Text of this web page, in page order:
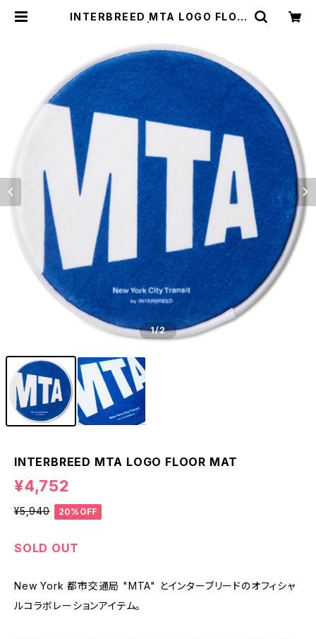
INTERBREED MTA LOGO FLOO
1/2
INTERBREED MTA LOGO FLOOR MAT
¥4,752
¥5,940 20%OFF
SOLD OUT
New York 都市交通局 "MTA" とインターブリードのオフィシャ
ルコラボレーションアイテム。